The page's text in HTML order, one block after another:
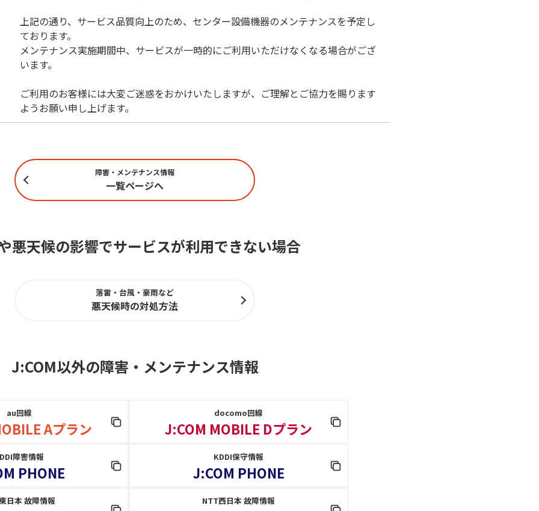
上記の通り、サービス品質向上のため、センター設備機器のメンテナンスを予定し
ております。
メンテナンス実施期間中、サービスが一時的にご利用いただけなくなる場合がござ
います。
ご利用のお客様には大変ご迷惑をおかけいたしますが、ご理解とご協力を賜ります
ようお願い申し上げます。
障害・メンテナンス情報
一覧ページへ
悪天候の影響でサービスが利用できない場合
落雷・台風・豪雨など
悪天候時の対処方法
J:COM以外の障害 ・ メンテナンス情報
au回線
Aプラン
docomo回線
J:COM MOBILE Dプラン
障害情報
PHONE
KDDI保守情報
J:COM PHONE
日本 故障情報 NTT西日本 故障情報